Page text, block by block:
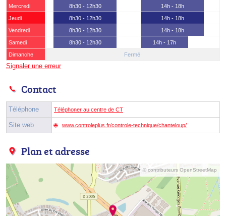
Mercredi
8h30 - 12h30
14h - 18h
Jeudi
8h30 - 12h30
14h - 18h
Vendredi
8h30 - 12h30
14h - 18h
Samedi
8h30 - 12h30
14h - 17h
Dimanche
Fermé
Signaler une erreur
Contact
Téléphone Téléphoner au centre de CT
Site web www.controleplus.fr/controle-technique/chanteloup/
Plan et adresse
© contributeurs OpenStreetMap